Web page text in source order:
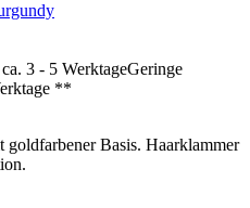
Geringe
**
goldfarbener Basis. Haarklammer